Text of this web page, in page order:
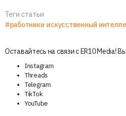
Теги статьи
#работники искусственный
Оставайтесь на связи с ER10 Media!
Instagram
Threads
Telegram
TikTok
YouTube